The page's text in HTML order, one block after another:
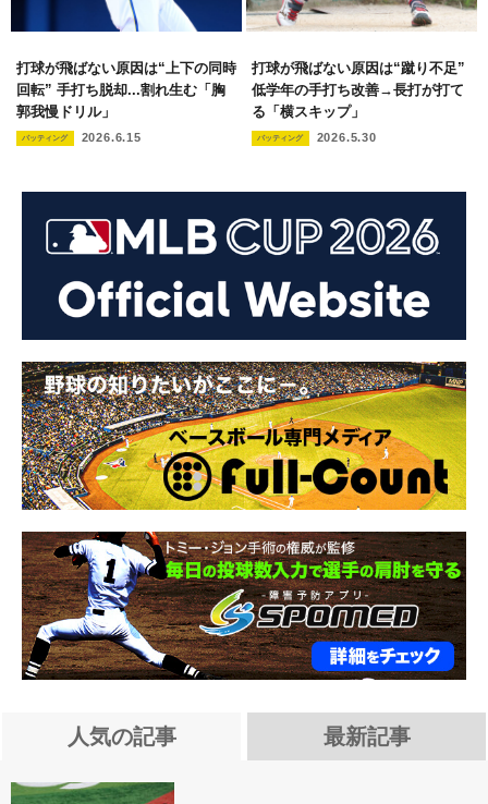
打球が飛ばない原因は“上下の同時
回転” 手打ち脱却...割れ生む「胸
郭我慢ドリル」
バッティング 2026.6.15
打球が飛ばない原因は“蹴り不足”
低学年の手打ち改善→長打が打て
る「横スキップ」
バッティング 2026.5.30
人気の記事 最新記事